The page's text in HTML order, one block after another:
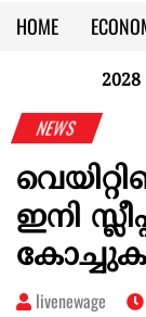
HOME
2028
NEWS
ഇനി
livenewage